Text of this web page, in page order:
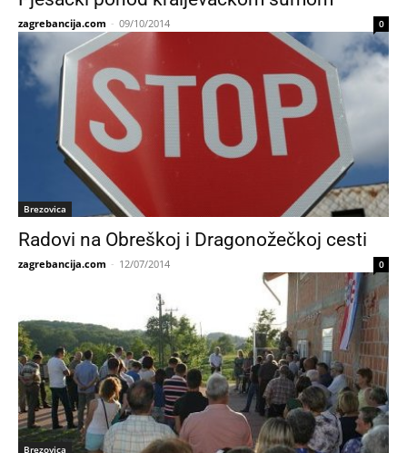
zagrebancija.com - 09/10/2014 0
Brezovica
Radovi na Obreškoj i Dragonožečkoj cesti
zagrebancija.com - 12/07/2014 0
Brezovica